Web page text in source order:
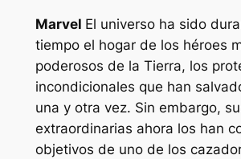
Marvel El universo ha sido
tiempo el hogar de los héroes
poderosos de la Tierra, los
incondicionales que han
una y otra vez. Sin embargo,
extraordinarias ahora los han
objetivos de uno de los